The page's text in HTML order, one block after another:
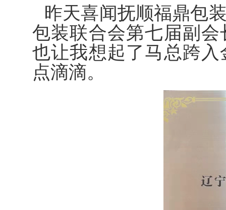
昨天喜闻抚顺福鼎包
包装联合会第七届副
也让我想起了马总跨
点滴滴。